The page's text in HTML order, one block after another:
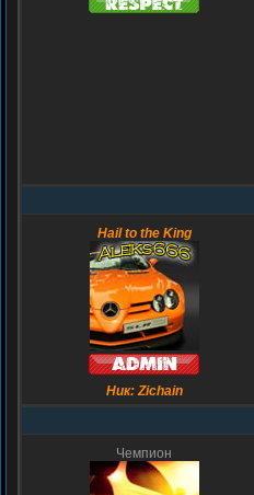
Hail to the King
Ник: Zichain
Чемпион